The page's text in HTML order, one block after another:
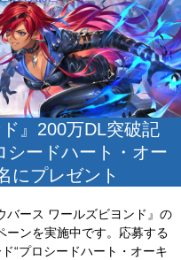
』200万DL突破記
シードハート・オー
にプレゼント
ース ワールズビヨンド』の
ーンを実施中です。応募する
“プロシードハート・オーキ